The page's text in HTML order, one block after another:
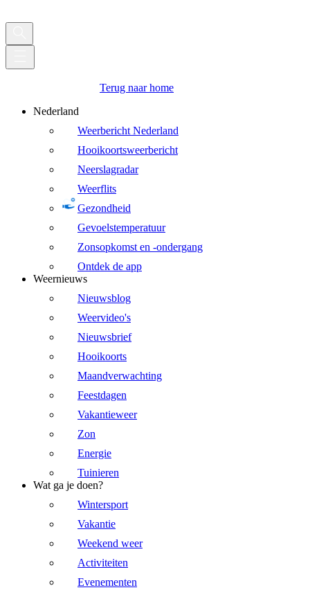
Terug naar home
Nederland
Weerbericht Nederland
Hooikoortsweerbericht
Neerslagradar
Weerflits
Gezondheid
Gevoelstemperatuur
Zonsopkomst en -ondergang
Ontdek de app
Weernieuws
Nieuwsblog
Weervideo's
Nieuwsbrief
Hooikoorts
Maandverwachting
Feestdagen
Vakantieweer
Zon
Energie
Tuinieren
Wat ga je doen?
Wintersport
Vakantie
Weekend weer
Activiteiten
Evenementen